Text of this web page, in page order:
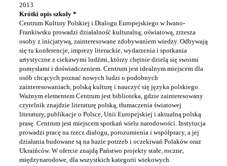
2013
Krótki opis szkoły *
Centrum Kultury Polskiej i Dialogu Europejskiego w Iwano-
Frankiwsku prowadzi działalność kulturalną, oświatową, zrzesza
osoby z inicjatywą, zainteresowane zdobywaniem wiedzy. Odbywają
się tu konferencje, imprezy literackie, wydarzenia i spotkania
artystyczne z ciekawymi ludźmi, którzy chętnie dzielą się swoimi
pomysłami i doświadczeniem. Centrum jest idealnym miejscem dla
osób chcących poznać nowych ludzi o podobnych
zainteresowaniach, polską kulturę i nauczyć się języka polskiego.
Ważnym elementem Centrum jest biblioteka, gdzie zainteresowany
czytelnik znajdzie literaturę polską, tłumaczenia światowej
literatury, publikacje o Polsce, Unii Europejskiej i aktualną polską
prasę. Centrum jest miejscem spotkań wielu narodowości. Instytucja
prowadzi pracę na rzecz dialogu, porozumienia i współpracy, a jej
działania budowane są na bazie potrzeb i oczekiwań Polaków oraz
Ukraińców. W ofercie znajdą Państwo projekty stałe, roczne,
międzynarodowe, dla wszystkich kategorii wiekowych.